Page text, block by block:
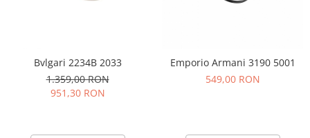
Bvlgari 2234B 2033
1.359,00 RON
951,30 RON
Emporio Armani 3190 5001
549,00 RON